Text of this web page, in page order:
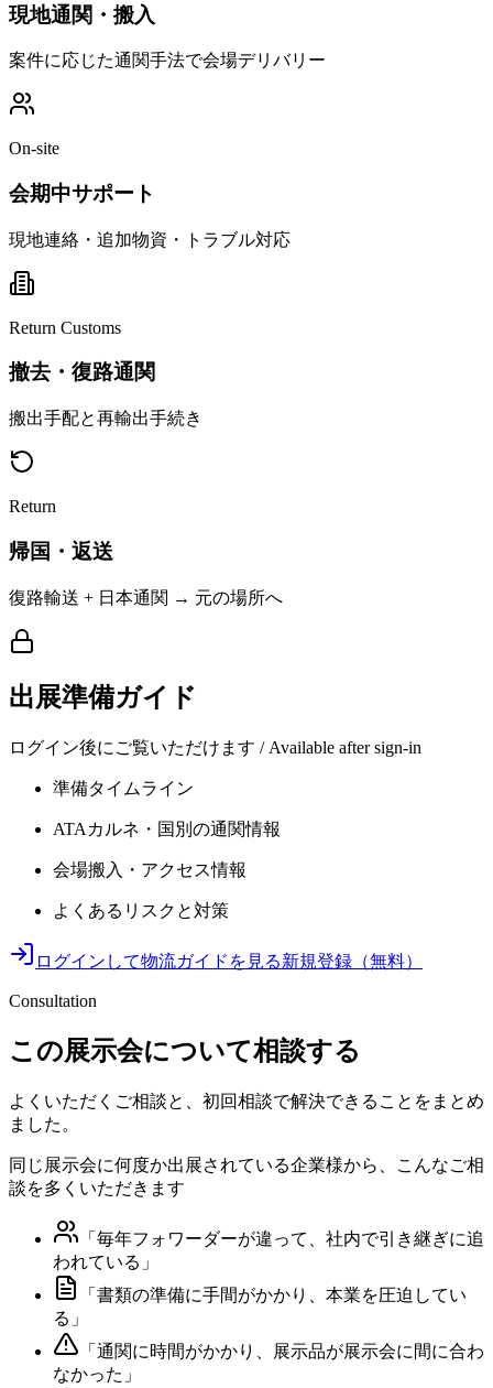
現地通関・搬入
案件に応じた通関手法で会場デリバリー
On-site
会期中サポート
現地連絡・追加物資・トラブル対応
Return Customs
撤去・復路通関
搬出手配と再輸出手続き
Return
帰国・返送
復路輸送 + 日本通関 → 元の場所へ
出展準備ガイド
ログイン後にご覧いただけます / Available after sign-in
準備タイムライン
ATAカルネ・国別の通関情報
会場搬入・アクセス情報
よくあるリスクと対策
ログインして物流ガイドを見る新規登録（無料）
Consultation
この展示会について相談する
よくいただくご相談と、初回相談で解決できることをまとめ
ました。
同じ展示会に何度か出展されている企業様から、こんなご相
談を多くいただきます
「 毎年フォワーダーが違って、社内で引き継ぎに追
われている 」
「 書類の準備に手間がかかり、本業を圧迫してい
る 」
「 通関に時間がかかり、展示品が展示会に間に合わ
なかった 」